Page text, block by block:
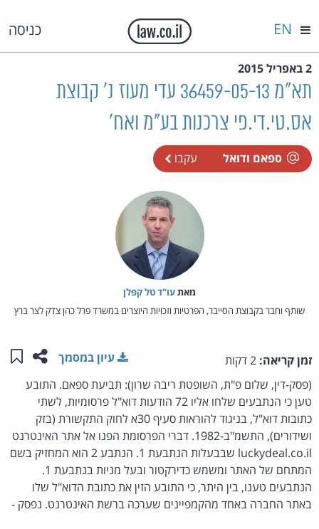
כניסה EN
2 באפריל 2015
תא"מ 36459-05-13 עדי מעוז נ' קבוצת
אס.טי.די.פי צרכנות בע"מ ואח'
ספאם ודואל עקבו
מאת‏עו"ד טל קפלן
שותף וחבר בקבוצת הסייבר, הפרטיות וזכויות היוצרים במשרד פרל כהן צדק לצר ברץ
זמן קריאה: שתפו
עיון במסמך
(פסק-דין, שלום פ"ת, השופטת ריבה שרון): תביעת ספאם. התובע
טען כי הנתבעים שלחו אליו 72 הודעות דוא"ל פרסומיות, לשתי
כתובות דוא"ל, בניגוד להוראות סעיף 30א לחוק התקשורת (בזק
ושידורים), התשמ"ב-1982. דברי הפרסומת הפנו אל אתר האינטרנט
luckydeal.co.il שבבעלות הנתבעת 1. הנתבע 2 הוא המחזיק בשם
המתחם של האתר ומשמש כדירקטור ובעל מניות בנתבעת 1.
הנתבעים טענו, בין היתר, כי התובע הזין את כתובת הדוא"ל שלו
באתר החברה באחד מהקמפיינים שערכה ברשת האינטרנט. נפסק -